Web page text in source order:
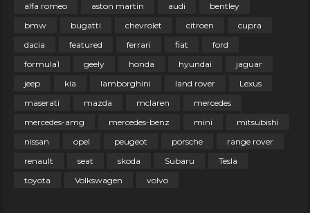
alfa romeo aston martin audi
bentley
bmw
bugatti chevrolet citroen
cupra
dacia
featured ferrari fiat
ford
formula1
geely honda hyundai
jaguar
jeep
kia lamborghini land rover
Lexus
maserati
mazda mclaren
mercedes
mercedes-amg
mercedes-benz mini
mitsubishi
nissan
opel peugeot porsche
range rover
renault
seat skoda Subaru
Tesla
toyota
Volkswagen volvo